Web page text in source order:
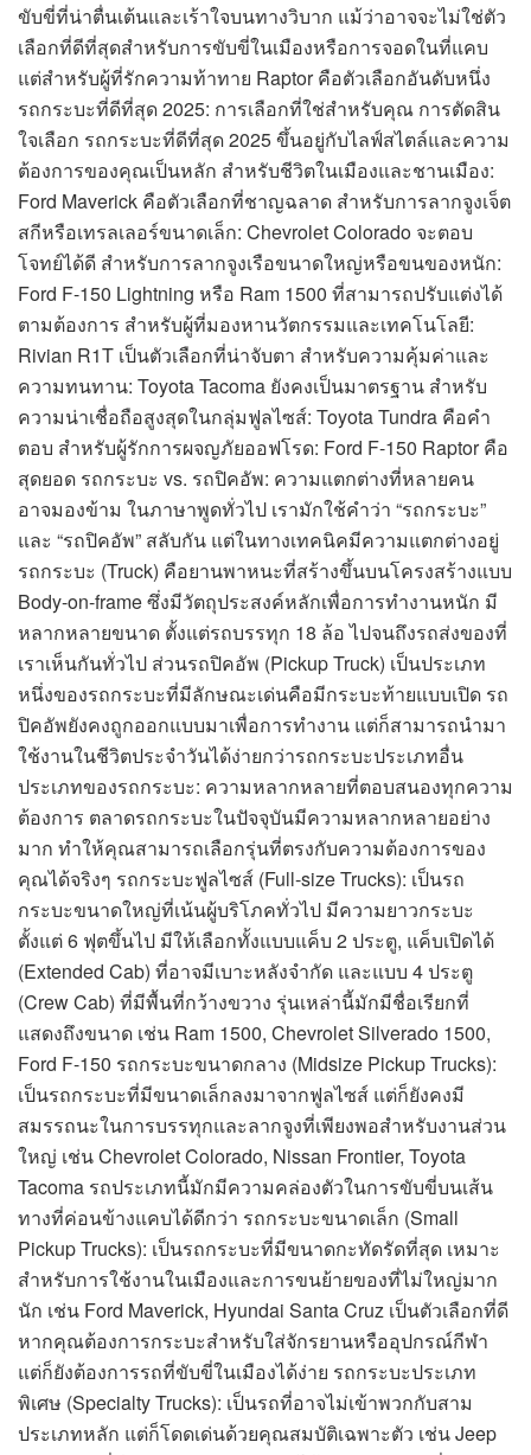
ขับขี่ที่น่าตื่นเต้นและเร้าใจบนทางวิบาก แม้ว่าอาจจะไม่ใช่ตัว
เลือกที่ดีที่สุดสำหรับการขับขี่ในเมืองหรือการจอดในที่แคบ
แต่สำหรับผู้ที่รักความท้าทาย Raptor คือตัวเลือกอันดับหนึ่ง
รถกระบะที่ดีที่สุด 2025: การเลือกที่ใช่สำหรับคุณ การตัดสิน
ใจเลือก รถกระบะที่ดีที่สุด 2025 ขึ้นอยู่กับไลฟ์สไตล์และความ
ต้องการของคุณเป็นหลัก สำหรับชีวิตในเมืองและชานเมือง:
Ford Maverick คือตัวเลือกที่ชาญฉลาด สำหรับการลากจูงเจ็ต
สกีหรือเทรลเลอร์ขนาดเล็ก: Chevrolet Colorado จะตอบ
โจทย์ได้ดี สำหรับการลากจูงเรือขนาดใหญ่หรือขนของหนัก:
Ford F-150 Lightning หรือ Ram 1500 ที่สามารถปรับแต่งได้
ตามต้องการ สำหรับผู้ที่มองหานวัตกรรมและเทคโนโลยี:
Rivian R1T เป็นตัวเลือกที่น่าจับตา สำหรับความคุ้มค่าและ
ความทนทาน: Toyota Tacoma ยังคงเป็นมาตรฐาน สำหรับ
ความน่าเชื่อถือสูงสุดในกลุ่มฟูลไซส์: Toyota Tundra คือคำ
ตอบ สำหรับผู้รักการผจญภัยออฟโรด: Ford F-150 Raptor คือ
สุดยอด รถกระบะ vs. รถปิคอัพ: ความแตกต่างที่หลายคน
อาจมองข้าม ในภาษาพูดทั่วไป เรามักใช้คำว่า “รถกระบะ”
และ “รถปิคอัพ” สลับกัน แต่ในทางเทคนิคมีความแตกต่างอยู่
รถกระบะ (Truck) คือยานพาหนะที่สร้างขึ้นบนโครงสร้างแบบ
Body-on-frame ซึ่งมีวัตถุประสงค์หลักเพื่อการทำงานหนัก มี
หลากหลายขนาด ตั้งแต่รถบรรทุก 18 ล้อ ไปจนถึงรถส่งของที่
เราเห็นกันทั่วไป ส่วนรถปิคอัพ (Pickup Truck) เป็นประเภท
หนึ่งของรถกระบะที่มีลักษณะเด่นคือมีกระบะท้ายแบบเปิด รถ
ปิคอัพยังคงถูกออกแบบมาเพื่อการทำงาน แต่ก็สามารถนำมา
ใช้งานในชีวิตประจำวันได้ง่ายกว่ารถกระบะประเภทอื่น
ประเภทของรถกระบะ: ความหลากหลายที่ตอบสนองทุกความ
ต้องการ ตลาดรถกระบะในปัจจุบันมีความหลากหลายอย่าง
มาก ทำให้คุณสามารถเลือกรุ่นที่ตรงกับความต้องการของ
คุณได้จริงๆ รถกระบะฟูลไซส์ (Full-size Trucks): เป็นรถ
กระบะขนาดใหญ่ที่เน้นผู้บริโภคทั่วไป มีความยาวกระบะ
ตั้งแต่ 6 ฟุตขึ้นไป มีให้เลือกทั้งแบบแค็บ 2 ประตู, แค็บเปิดได้
(Extended Cab) ที่อาจมีเบาะหลังจำกัด และแบบ 4 ประตู
(Crew Cab) ที่มีพื้นที่กว้างขวาง รุ่นเหล่านี้มักมีชื่อเรียกที่
แสดงถึงขนาด เช่น Ram 1500, Chevrolet Silverado 1500,
Ford F-150 รถกระบะขนาดกลาง (Midsize Pickup Trucks):
เป็นรถกระบะที่มีขนาดเล็กลงมาจากฟูลไซส์ แต่ก็ยังคงมี
สมรรถนะในการบรรทุกและลากจูงที่เพียงพอสำหรับงานส่วน
ใหญ่ เช่น Chevrolet Colorado, Nissan Frontier, Toyota
Tacoma รถประเภทนี้มักมีความคล่องตัวในการขับขี่บนเส้น
ทางที่ค่อนข้างแคบได้ดีกว่า รถกระบะขนาดเล็ก (Small
Pickup Trucks): เป็นรถกระบะที่มีขนาดกะทัดรัดที่สุด เหมาะ
สำหรับการใช้งานในเมืองและการขนย้ายของที่ไม่ใหญ่มาก
นัก เช่น Ford Maverick, Hyundai Santa Cruz เป็นตัวเลือกที่ดี
หากคุณต้องการกระบะสำหรับใส่จักรยานหรืออุปกรณ์กีฬา
แต่ก็ยังต้องการรถที่ขับขี่ในเมืองได้ง่าย รถกระบะประเภท
พิเศษ (Specialty Trucks): เป็นรถที่อาจไม่เข้าพวกกับสาม
ประเภทหลัก แต่ก็โดดเด่นด้วยคุณสมบัติเฉพาะตัว เช่น Jeep